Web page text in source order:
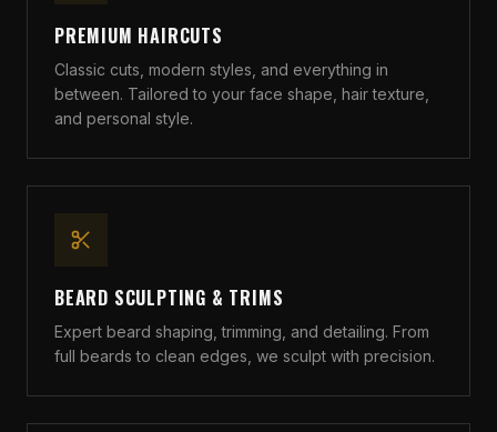
PREMIUM HAIRCUTS
Classic cuts, modern styles, and everything in
between. Tailored to your face shape, hair texture,
and personal style.
BEARD SCULPTING & TRIMS
Expert beard shaping, trimming, and detailing. From
full beards to clean edges, we sculpt with precision.